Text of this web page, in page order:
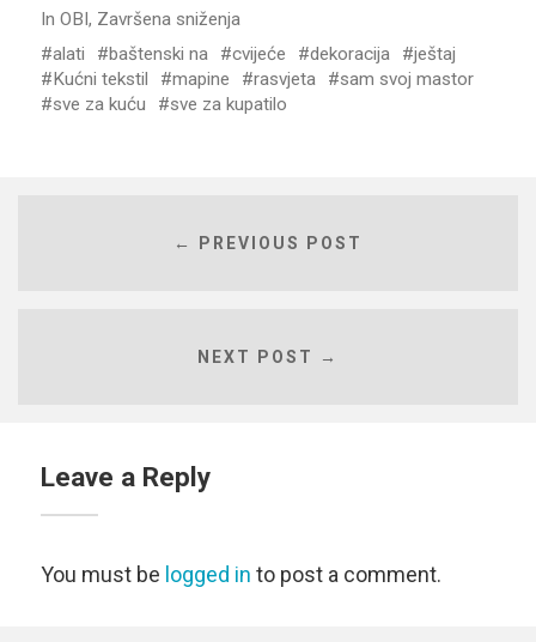
In OBI, Završena sniženja
alati
baštenski na cvijeće dekoracija
ještaj
Kućni tekstil
mapine rasvjeta
sam svoj mastor
sve za kuću
sve za kupatilo
← PREVIOUS POST
NEXT POST →
Leave a Reply
You must be logged in to post a comment.